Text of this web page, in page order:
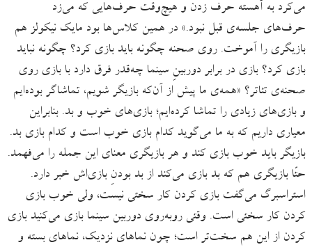
می‌کرد به آهسته حرف زدن و هیچ‌وقت حرف‌هایی که می‌زد
حرف‌های جلسه‌ی قبل نبود.» در همین کلاس‌ها بود مایک نیکولز هم
بازیگری را آموخت. روی صحنه چگونه باید بازی کرد؟ چگونه نباید
بازی کرد؟ بازی در برابر دوربینِ سینما چه‌قدر فرق دارد با بازی روی
صحنه‌ی تئاتر؟ «همه‌ی ما پیش از آن‌که بازیگر شویم، تماشاگر بوده‌ایم
و بازی‌های زیادی را تماشا کرده‌ایم؛ بازی‌های خوب و بد. بنابراین
معیاری داریم که به ما می‌گوید کدام بازی خوب است و کدام بازی بد.
بازیگر باید خوب بازی کند و هر بازیگری معنای این جمله را می‌فهمد.
حتّا بازیگری هم که بد بازی می‌کند از بد بودنِ بازی‌اش خبر دارد.
استراسبرگ می‌گفت بازی کردن کار سختی نیست، ولی خوب بازی
کردن کار سختی است. وقتی روبه‌روی دوربین سینما بازی می‌کنید بازی
کردن از این هم سخت‌تر است؛ چون نماهای نزدیک، نماهای بسته و